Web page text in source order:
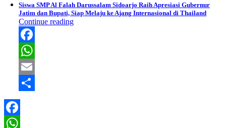
Share
Siswa SMP Al Falah Darussalam Sidoarjo Raih Apresiasi Gubernur
Jatim dan Bupati, Siap Melaju ke Ajang Internasional di Thailand
Continue reading
Facebook
WhatsApp
Email
Share
Facebook